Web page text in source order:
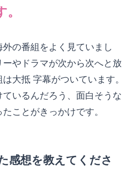
の番組をよく見ていまし
やドラマが次から次へと放
大抵 字幕がついています。
いるんだろう、面白そうな
ことがきっかけです。
感想を教えてくださ